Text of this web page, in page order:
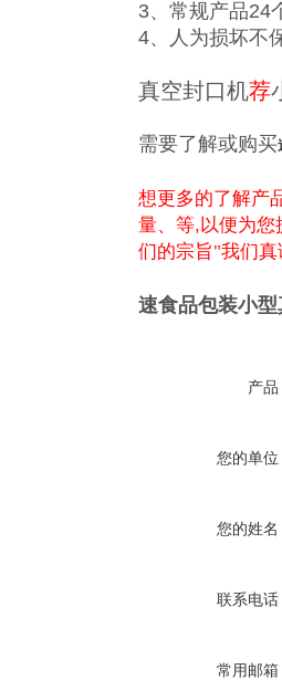
3、常规产品24
4、人为损坏不
真空封口机荐
需要了解或购买
想更多的了解产
量、等,以便为您
们的宗旨"我们
速食品包装小
产品
您的单位
您的姓名
联系电话
常用邮箱